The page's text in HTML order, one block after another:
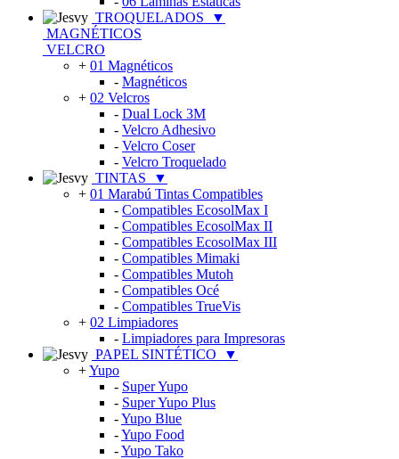
TROQUELADOS
▼
MAGNÉTICOS
VELCRO
+ 01 Magnéticos
- Magnéticos
+ 02 Velcros
- Dual Lock 3M
- Velcro Adhesivo
- Velcro Coser
- Velcro Troquelado
TINTAS
▼
+ 01 Marabú Tintas Compatibles
- Compatibles EcosolMax I
- Compatibles EcosolMax II
- Compatibles EcosolMax III
- Compatibles Mimaki
- Compatibles Mutoh
- Compatibles Océ
- Compatibles TrueVis
+ 02 Limpiadores
- Limpiadores para Impresoras
PAPEL SINTÉTICO
▼
+Yupo
- Super Yupo
- Super Yupo Plus
-Yupo Blue
-Yupo Food
-Yupo Tako